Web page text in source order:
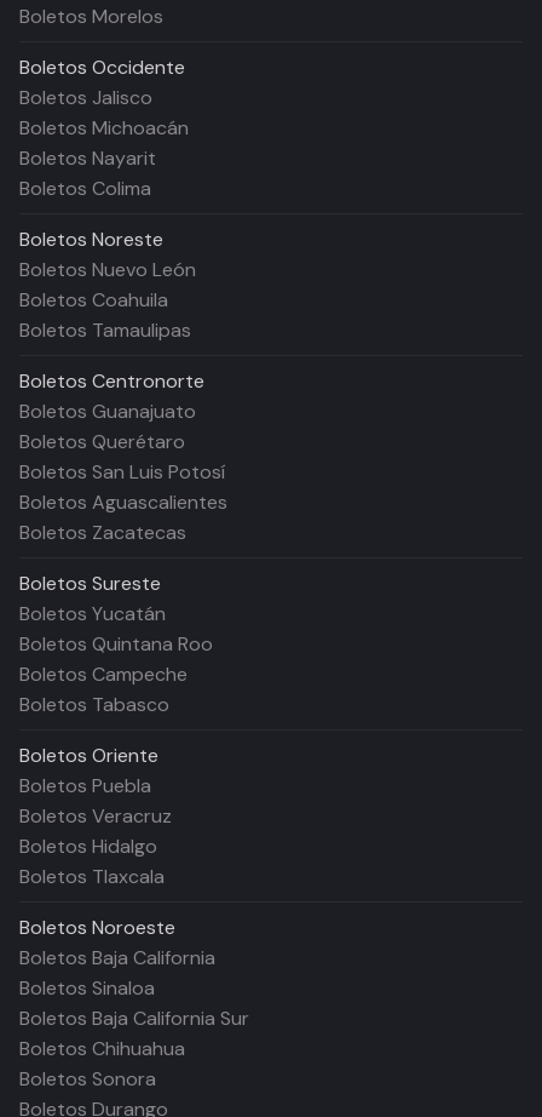
Boletos Morelos
Boletos Occidente
Boletos Jalisco
Boletos Michoacán
Boletos Nayarit
Boletos Colima
Boletos Noreste
Boletos Nuevo León
Boletos Coahuila
Boletos Tamaulipas
Boletos Centronorte
Boletos Guanajuato
Boletos Querétaro
Boletos San Luis Potosí
Boletos Aguascalientes
Boletos Zacatecas
Boletos Sureste
Boletos Yucatán
Boletos Quintana Roo
Boletos Campeche
Boletos Tabasco
Boletos Oriente
Boletos Puebla
Boletos Veracruz
Boletos Hidalgo
Boletos Tlaxcala
Boletos Noroeste
Boletos Baja California
Boletos Sinaloa
Boletos Baja California Sur
Boletos Chihuahua
Boletos Sonora
Boletos Durango